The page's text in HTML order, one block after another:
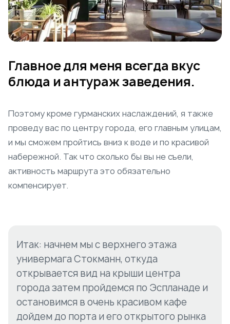
Главное для меня всегда вкус
блюда и антураж заведения.
Поэтому кроме гурманских наслаждений, я также
проведу вас по центру города, его главным улицам,
и мы сможем пройтись вниз к воде и по красивой
набережной. Так что сколько бы вы не съели,
активность маршрута это обязательно
компенсирует.
Итак: начнем мы с верхнего этажа
универмага Стокманн, откуда
открывается вид на крыши центра
города затем пройдемся по Эспланаде и
остановимся в очень красивом кафе
дойдем до порта и его открытого рынка